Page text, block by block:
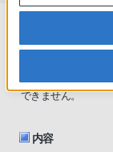
アップデートを
USB ACアダプター
できません。
内容